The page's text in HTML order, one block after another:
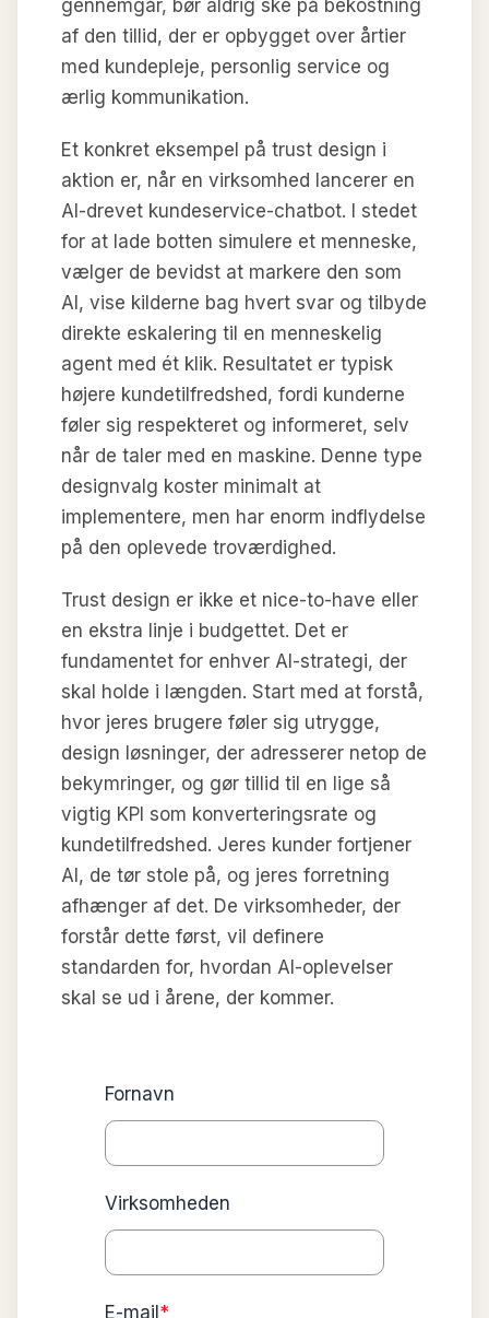
gennemgår, bør aldrig ske på bekostning
af den tillid, der er opbygget over årtier
med kundepleje, personlig service og
ærlig kommunikation.
Et konkret eksempel på trust design i
aktion er, når en virksomhed lancerer en
AI-drevet kundeservice-chatbot. I stedet
for at lade botten simulere et menneske,
vælger de bevidst at markere den som
AI, vise kilderne bag hvert svar og tilbyde
direkte eskalering til en menneskelig
agent med ét klik. Resultatet er typisk
højere kundetilfredshed, fordi kunderne
føler sig respekteret og informeret, selv
når de taler med en maskine. Denne type
designvalg koster minimalt at
implementere, men har enorm indflydelse
på den oplevede troværdighed.
Trust design er ikke et nice-to-have eller
en ekstra linje i budgettet. Det er
fundamentet for enhver AI-strategi, der
skal holde i længden. Start med at forstå,
hvor jeres brugere føler sig utrygge,
design løsninger, der adresserer netop de
bekymringer, og gør tillid til en lige så
vigtig KPI som konverteringsrate og
kundetilfredshed. Jeres kunder fortjener
AI, de tør stole på, og jeres forretning
afhænger af det. De virksomheder, der
forstår dette først, vil definere
standarden for, hvordan AI-oplevelser
skal se ud i årene, der kommer.
Fornavn
Virksomheden
E-mail*